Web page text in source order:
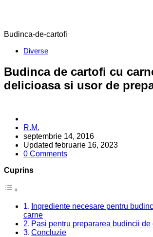
Budinca-de-cartofi
Categories
Diverse
Budinca de cartofi cu
delicioasa si usor de
Posted
by
R.M.
septembrie 14, 2016
Updated februarie 16, 2023
0 Comments
Cuprins
Ingrediente necesare pentru
carne
Pasi pentru prepararea budincii de
Concluzie